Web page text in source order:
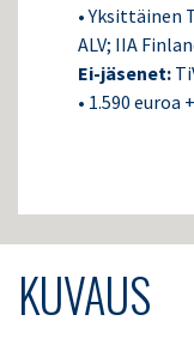
• Yksittäinen
ALV; IIA
Ei-jäsenet:
• 1.590 euroa
KUVAUS